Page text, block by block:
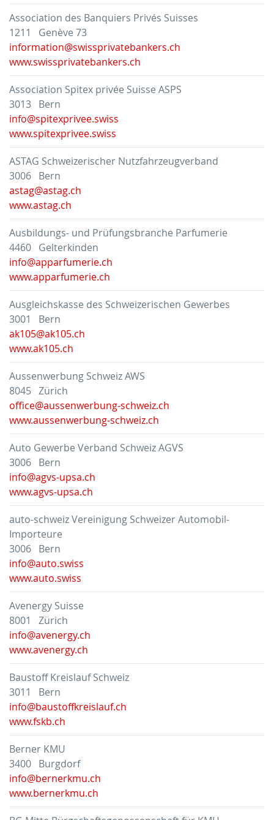
Association des Banquiers Privés Suisses
1211 Genève 73
information@swissprivatebankers.ch
www.swissprivatebankers.ch
Association Spitex privée Suisse ASPS
3013 Bern
info@spitexprivee.swiss
www.spitexprivee.swiss
ASTAG Schweizerischer Nutzfahrzeugverband
3006 Bern
astag@astag.ch
www.astag.ch
Ausbildungs- und Prüfungsbranche Parfumerie
4460 Gelterkinden
info@apparfumerie.ch
www.apparfumerie.ch
Ausgleichskasse des Schweizerischen Gewerbes
3001 Bern
ak105@ak105.ch
www.ak105.ch
Aussenwerbung Schweiz AWS
8045 Zürich
office@aussenwerbung-schweiz.ch
www.aussenwerbung-schweiz.ch
Auto Gewerbe Verband Schweiz AGVS
3006 Bern
info@agvs-upsa.ch
www.agvs-upsa.ch
auto-schweiz Vereinigung Schweizer Automobil-
Importeure
3006 Bern
info@auto.swiss
www.auto.swiss
Avenergy Suisse
8001 Zürich
info@avenergy.ch
www.avenergy.ch
Baustoff Kreislauf Schweiz
3011 Bern
info@baustoffkreislauf.ch
www.fskb.ch
Berner KMU
3400 Burgdorf
info@bernerkmu.ch
www.bernerkmu.ch